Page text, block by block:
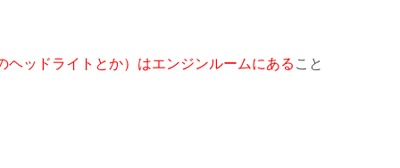
ヘッドライトとか）はエンジンルームにあること